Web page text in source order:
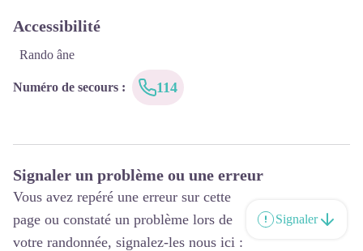
Accessibilité
Rando âne
Numéro de secours : 114
Signaler un problème ou une erreur
Vous avez repéré une erreur sur cette
page ou constaté un problème lors de
votre randonnée, signalez-les nous ici :
Signaler